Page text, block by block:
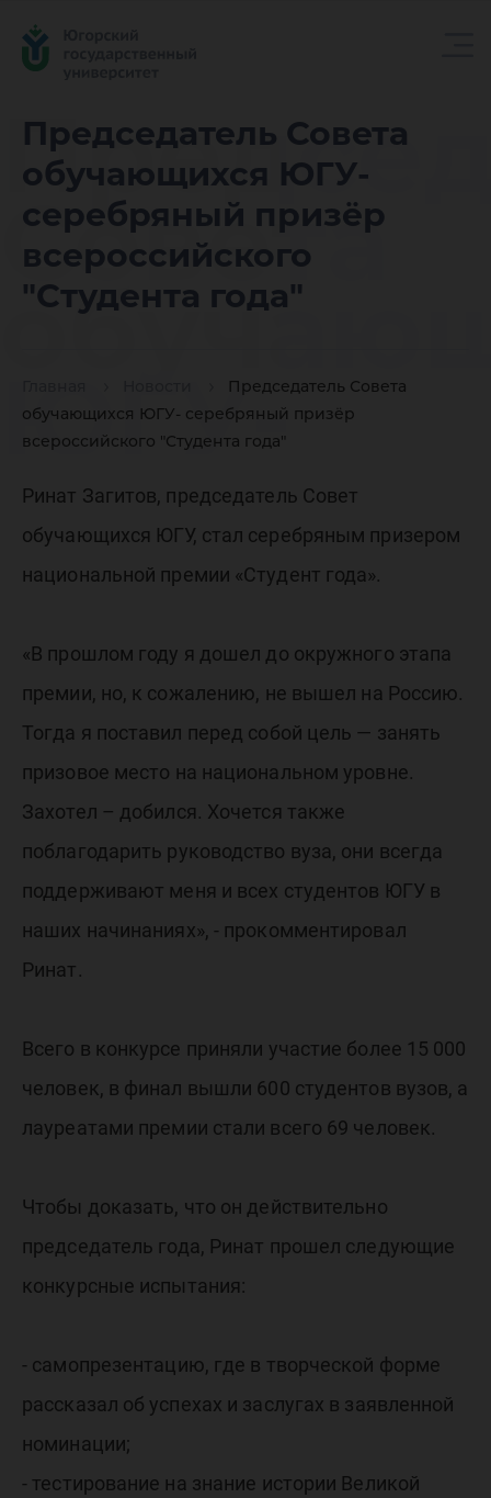
Председатель Совета
обучающихся ЮГУ-
серебряный призёр
всероссийского
"Студента года"
Председатель Совета
обучающихся ЮГУ- серебряный призёр
всероссийского "Студента года"
Совета
ЮГУ-
призёр
Ринат Загитов, председатель Совет
обучающихся ЮГУ, стал серебряным призером
национальной премии «Студент года».
«В прошлом году я дошел до окружного этапа
премии, но, к сожалению, не вышел на Россию.
Тогда я поставил перед собой цель — занять
призовое место на национальном уровне.
Захотел – добился. Хочется также
поблагодарить руководство вуза, они всегда
поддерживают меня и всех студентов ЮГУ в
наших начинаниях», - прокомментировал
Ринат.
Всего в конкурсе приняли участие более 15 000
человек, в финал вышли 600 студентов вузов, а
лауреатами премии стали всего 69 человек.
Чтобы доказать, что он действительно
председатель года, Ринат прошел следующие
конкурсные испытания:
- самопрезентацию, где в творческой форме
рассказал об успехах и заслугах в заявленной
номинации;
- тестирование на знание истории Великой